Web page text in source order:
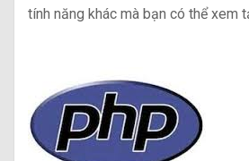
tính năng khác mà bạn có thể xem